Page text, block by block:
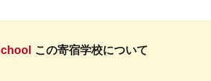
この寄宿学校について